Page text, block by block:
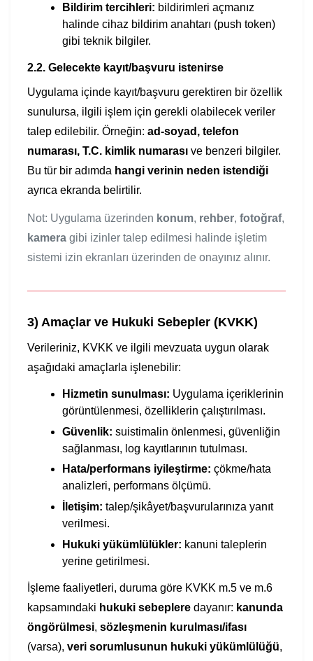
Bildirim tercihleri: bildirimleri açmanız
halinde cihaz bildirim anahtarı (push token)
gibi teknik bilgiler.
2.2. Gelecekte kayıt/başvuru istenirse
Uygulama içinde kayıt/başvuru gerektiren bir özellik
sunulursa, ilgili işlem için gerekli olabilecek veriler
talep edilebilir. Örneğin: ad-soyad, telefon
numarası, T.C. kimlik numarası ve benzeri bilgiler.
Bu tür bir adımda hangi verinin neden istendiği
ayrıca ekranda belirtilir.
Not: Uygulama üzerinden konum, rehber, fotoğraf,
kamera gibi izinler talep edilmesi halinde işletim
sistemi izin ekranları üzerinden de onayınız alınır.
3) Amaçlar ve Hukuki Sebepler (KVKK)
Verileriniz, KVKK ve ilgili mevzuata uygun olarak
aşağıdaki amaçlarla işlenebilir:
Hizmetin sunulması: Uygulama içeriklerinin
görüntülenmesi, özelliklerin çalıştırılması.
Güvenlik: suistimalin önlenmesi, güvenliğin
sağlanması, log kayıtlarının tutulması.
Hata/performans iyileştirme: çökme/hata
analizleri, performans ölçümü.
İletişim: talep/şikâyet/başvurularınıza yanıt
verilmesi.
Hukuki yükümlülükler: kanuni taleplerin
yerine getirilmesi.
İşleme faaliyetleri, duruma göre KVKK m.5 ve m.6
kapsamındaki hukuki sebeplere dayanır: kanunda
öngörülmesi, sözleşmenin kurulması/ifası
(varsa), veri sorumlusunun hukuki yükümlülüğü,